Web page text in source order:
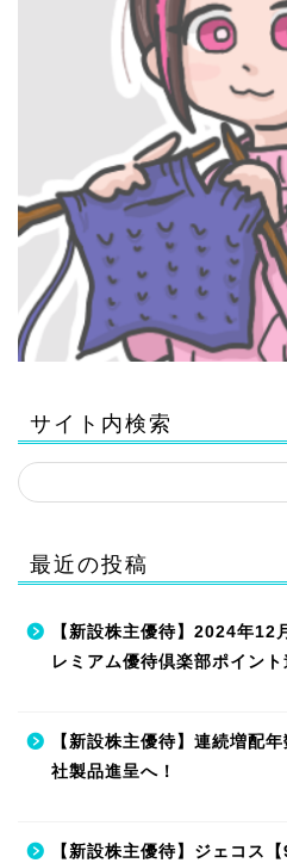
サイト内検索
最近の投稿
【新設株主優待】2024年
レミアム優待倶楽部ポイン
【新設株主優待】連続増配
社製品進呈へ！
【新設株主優待】ジェコス